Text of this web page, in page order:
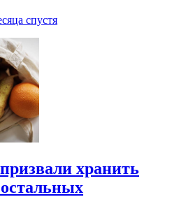
спустя
хранить